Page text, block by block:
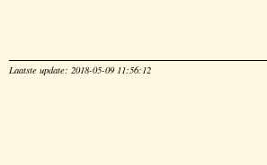
Laatste update: 2018-05-09 11:56:12